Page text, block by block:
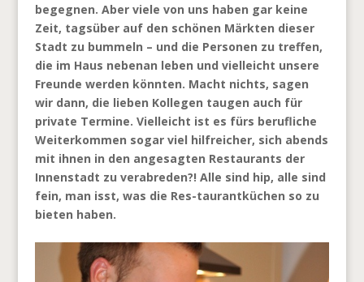
begegnen. Aber viele von uns haben gar keine
Zeit, tagsüber auf den schönen Märkten dieser
Stadt zu bummeln – und die Personen zu treffen,
die im Haus nebenan leben und vielleicht unsere
Freunde werden könnten. Macht nichts, sagen
wir dann, die lieben Kollegen taugen auch für
private Termine. Vielleicht ist es fürs berufliche
Weiterkommen sogar viel hilfreicher, sich abends
mit ihnen in den angesagten Restaurants der
Innenstadt zu verabreden?! Alle sind hip, alle sind
fein, man isst, was die Res-taurantküchen so zu
bieten haben.